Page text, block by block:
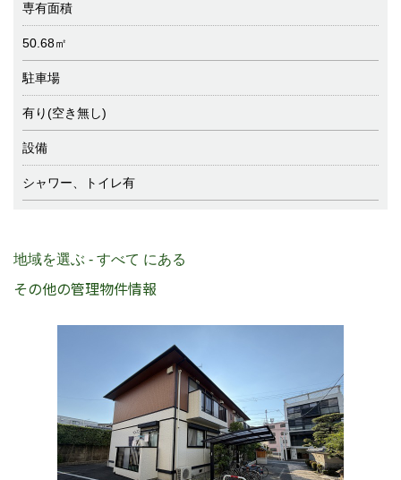
専有面積
50.68㎡
駐車場
有り(空き無し)
設備
シャワー、トイレ有
地域を選ぶ - すべて にある
その他の管理物件情報